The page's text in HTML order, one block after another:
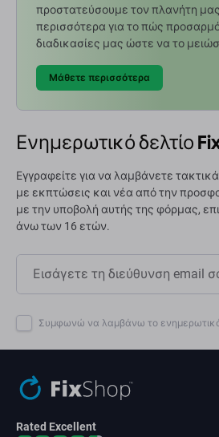
προστατεύσουμε τον πλανήτη
περισσότερα για το πώς
διαδικασίες μας ώστε να το
Μάθετε περισσότερα
Ενημερωτικό δελτίο
Εγγραφείτε για να λαμβάνετε
με εκπτώσεις και νέα από την
με την υποβολή αυτής της φόρμας,
άνω των 16 ετών.
Συμφωνώ να λαμβάνω το ενημερωτικό
Rated Excellent